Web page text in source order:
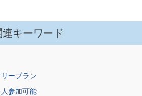
連キーワード
ープラン
参加可能